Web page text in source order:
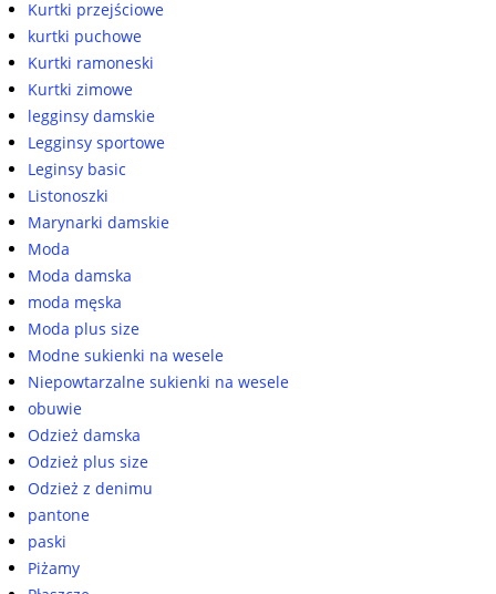
Kurtki przejściowe
kurtki puchowe
Kurtki ramoneski
Kurtki zimowe
legginsy damskie
Legginsy sportowe
Leginsy basic
Listonoszki
Marynarki damskie
Moda
Moda damska
moda męska
Moda plus size
Modne sukienki na wesele
Niepowtarzalne sukienki na wesele
obuwie
Odzież damska
Odzież plus size
Odzież z denimu
pantone
paski
Piżamy